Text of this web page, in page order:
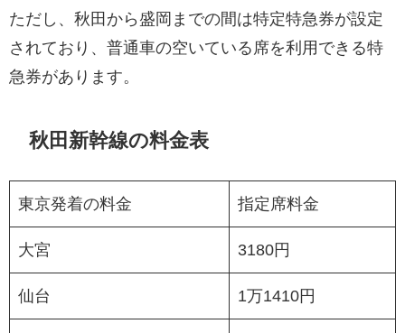
ただし、秋田から盛岡までの間は特定特急券が設定
されており、普通車の空いている席を利用できる特
急券があります。
秋田新幹線の料金表
東京発着の料金 指定席料金
大宮 3180円
仙台 1万1410円